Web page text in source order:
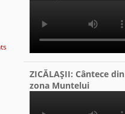
ZICĂLAŞII: Cântece din
zona Muntelui